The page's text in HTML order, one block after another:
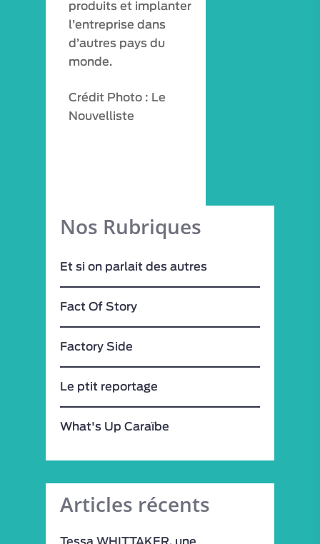
produits et implanter
l’entreprise dans
d’autres pays du
monde.
Crédit Photo : Le
Nouvelliste
Nos Rubriques
Et si on parlait des autres
Fact Of Story
Factory Side
Le ptit reportage
What's Up Caraïbe
Articles récents
VISITES / ATELIERS